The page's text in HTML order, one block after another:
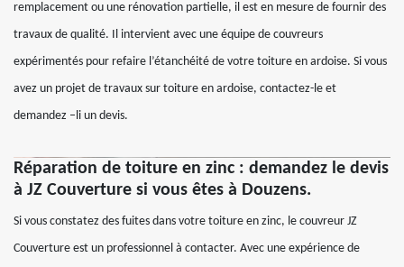
remplacement ou une rénovation partielle, il est en mesure de fournir des
travaux de qualité. Il intervient avec une équipe de couvreurs
expérimentés pour refaire l’étanchéité de votre toiture en ardoise. Si vous
avez un projet de travaux sur toiture en ardoise, contactez-le et
demandez –li un devis.
Réparation de toiture en zinc : demandez le devis
à JZ Couverture si vous êtes à Douzens.
Si vous constatez des fuites dans votre toiture en zinc, le couvreur JZ
Couverture est un professionnel à contacter. Avec une expérience de